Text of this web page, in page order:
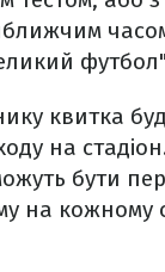
квитка
на
бути
на кожному